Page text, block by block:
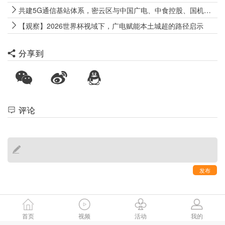
共建5G通信基站体系，密云区与中国广电、中食控股、国机数科签署战略合作协议
【观察】2026世界杯视域下，广电赋能本土城超的路径启示
分享到
评论
发布
首页 视频 活动 我的